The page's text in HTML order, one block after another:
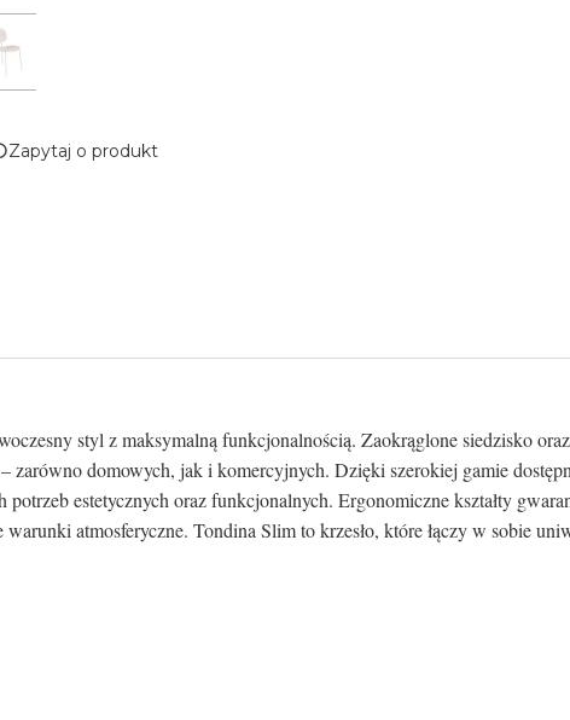
Zapytaj o produkt
styl z maksymalną funkcjonalnością. Zaokrąglone siedzisko
zarówno domowych, jak i komercyjnych. Dzięki szerokiej gamie
estetycznych oraz funkcjonalnych. Ergonomiczne kształty
atmosferyczne. Tondina Slim to krzesło, które łączy w sobie